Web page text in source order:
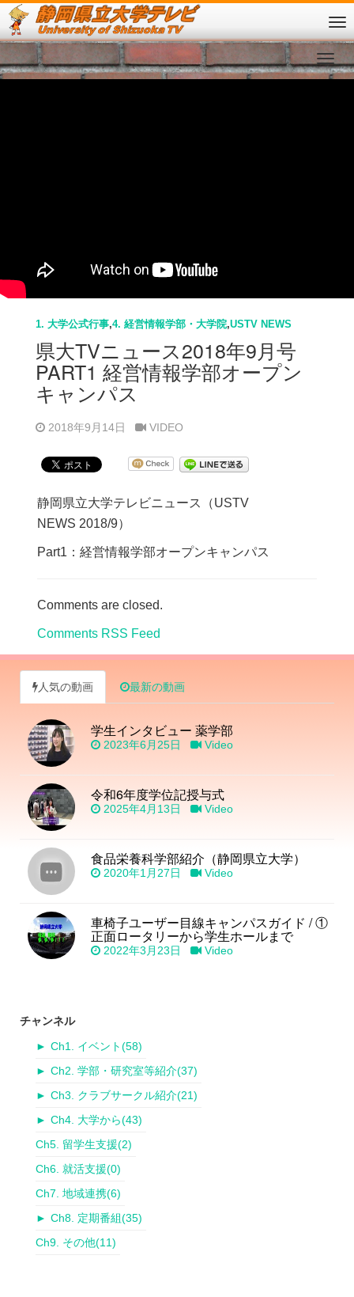
1. 大学公式行事,4. 経営情報学部・大学院,USTV NEWS
県大TVニュース2018年9月号
PART1 経営情報学部オープン
キャンパス
2018年9月14日 VIDEO
静岡県立大学テレビニュース（USTV
NEWS 2018/9）
Part1：経営情報学部オープンキャンパス
Comments are closed.
Comments RSS Feed
人気の動画 最新の動画
学生インタビュー 薬学部
2023年6月25日 Video
令和6年度学位記授与式
2025年4月13日 Video
食品栄養科学部紹介（静岡県立大学）
2020年1月27日 Video
車椅子ユーザー目線キャンパスガイド / ①
正面ロータリーから学生ホールまで
2022年3月23日 Video
チャンネル
► Ch1. イベント(58)
► Ch2. 学部・研究室等紹介(37)
► Ch3. クラブサークル紹介(21)
► Ch4. 大学から(43)
Ch5. 留学生支援(2)
Ch6. 就活支援(0)
Ch7. 地域連携(6)
► Ch8. 定期番組(35)
Ch9. その他(11)